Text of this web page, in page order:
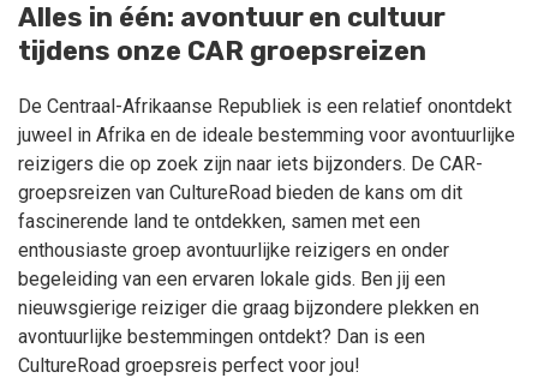
Alles in één: avontuur en cultuur
tijdens onze CAR groepsreizen
De Centraal-Afrikaanse Republiek is een relatief onontdekt
juweel in Afrika en de ideale bestemming voor avontuurlijke
reizigers die op zoek zijn naar iets bijzonders. De CAR-
groepsreizen van CultureRoad bieden de kans om dit
fascinerende land te ontdekken, samen met een
enthousiaste groep avontuurlijke reizigers en onder
begeleiding van een ervaren lokale gids. Ben jij een
nieuwsgierige reiziger die graag bijzondere plekken en
avontuurlijke bestemmingen ontdekt? Dan is een
CultureRoad groepsreis perfect voor jou!